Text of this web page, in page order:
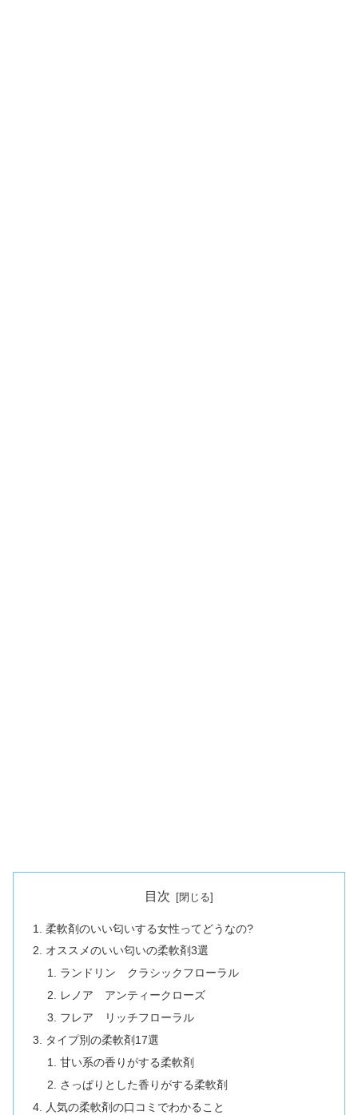
目次
柔軟剤のいい匂いする女性ってどうなの?
オススメのいい匂いの柔軟剤3選
ランドリン クラシックフローラル
レノア アンティークローズ
フレア リッチフローラル
タイプ別の柔軟剤17選
甘い系の香りがする柔軟剤
さっぱりとした香りがする柔軟剤
人気の柔軟剤の口コミでわかること